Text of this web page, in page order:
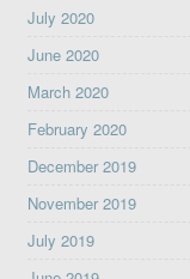
July 2020
June 2020
March 2020
February 2020
December 2019
November 2019
July 2019